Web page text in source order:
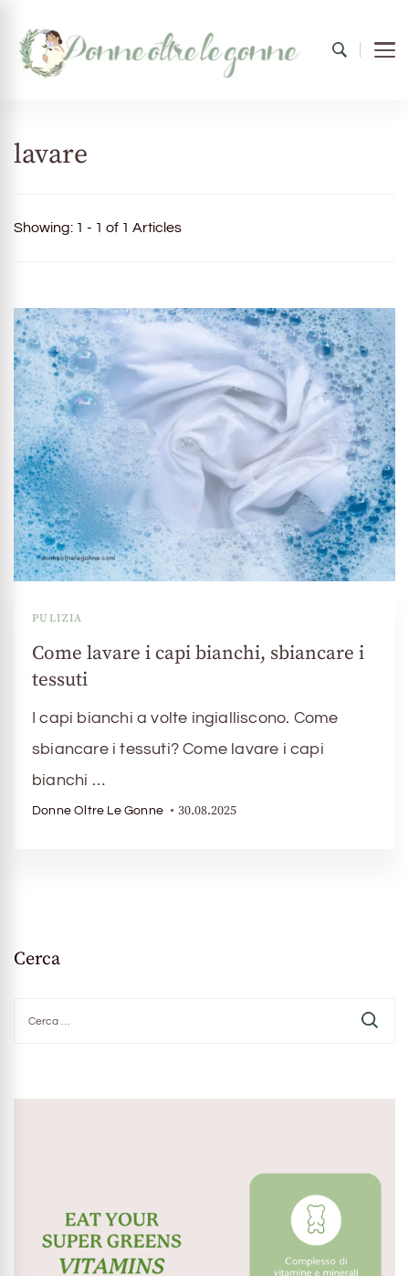
lavare
Showing: 1 - 1 of 1 Articles
PULIZIA
Come lavare i capi bianchi, sbiancare i
tessuti
I capi bianchi a volte ingialliscono. Come
sbiancare i tessuti? Come lavare i capi
bianchi …
Donne Oltre Le Gonne 30.08.2025
Cerca
per: